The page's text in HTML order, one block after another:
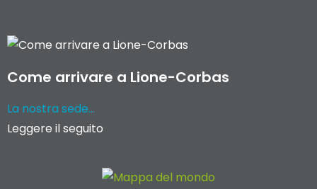
Come arrivare a Lione-Corbas
La nostra sede...
Leggere il seguito